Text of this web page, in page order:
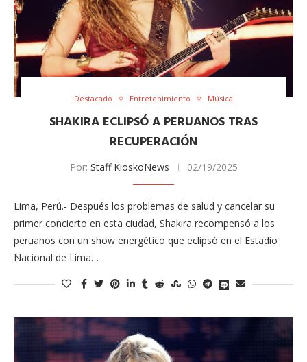
Destacado Entretenimiento Música
SHAKIRA ECLIPSÓ A PERUANOS TRAS
RECUPERACIÓN
Por: Staff KioskoNews 02/19/2025
Lima, Perú.- Después los problemas de salud y cancelar su
primer concierto en esta ciudad, Shakira recompensó a los
peruanos con un show energético que eclipsó en el Estadio
Nacional de Lima…